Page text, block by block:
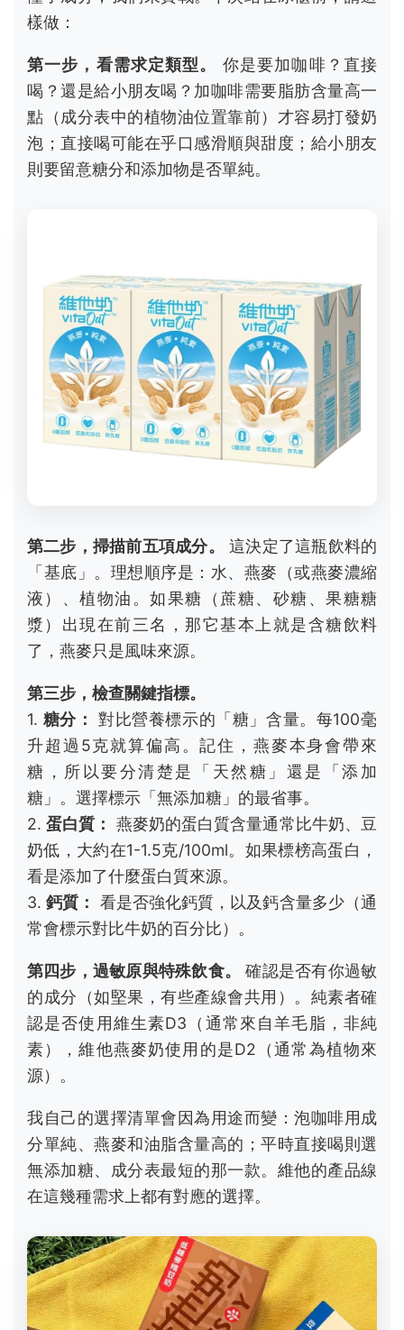
樣做：
第一步，看需求定類型。
你是要加咖啡？直接
喝？還是給小朋友喝？加咖啡需要脂肪含量高一
點（成分表中的植物油位置靠前）才容易打發奶
泡；直接喝可能在乎口感滑順與甜度；給小朋友
則要留意糖分和添加物是否單純。
第二步，掃描前五項成分。
這決定了這瓶飲料的
「基底」。理想順序是：水、燕麥（或燕麥濃縮
液）、植物油。如果糖（蔗糖、砂糖、果糖糖
漿）出現在前三名，那它基本上就是含糖飲料
了，燕麥只是風味來源。
第三步，檢查關鍵指標。
1. 糖分：
對比營養標示的「糖」含量。每100毫
升超過5克就算偏高。記住，燕麥本身會帶來
糖，所以要分清楚是「天然糖」還是「添加
糖」。選擇標示「無添加糖」的最省事。
2.蛋白質：
燕麥奶的蛋白質含量通常比牛奶、豆
奶低，大約在1-1.5克/100ml。如果標榜高蛋白，
看是添加了什麼蛋白質來源。
3.鈣質：
看是否強化鈣質，以及鈣含量多少（通
常會標示對比牛奶的百分比）。
第四步，過敏原與特殊飲食。
確認是否有你過敏
的成分（如堅果，有些產線會共用）。純素者確
認是否使用維生素D3（通常來自羊毛脂，非純
素），維他燕麥奶使用的是D2（通常為植物來
源）。
我自己的選擇清單會因為用途而變：泡咖啡用成
分單純、燕麥和油脂含量高的；平時直接喝則選
無添加糖、成分表最短的那一款。維他的產品線
在這幾種需求上都有對應的選擇。